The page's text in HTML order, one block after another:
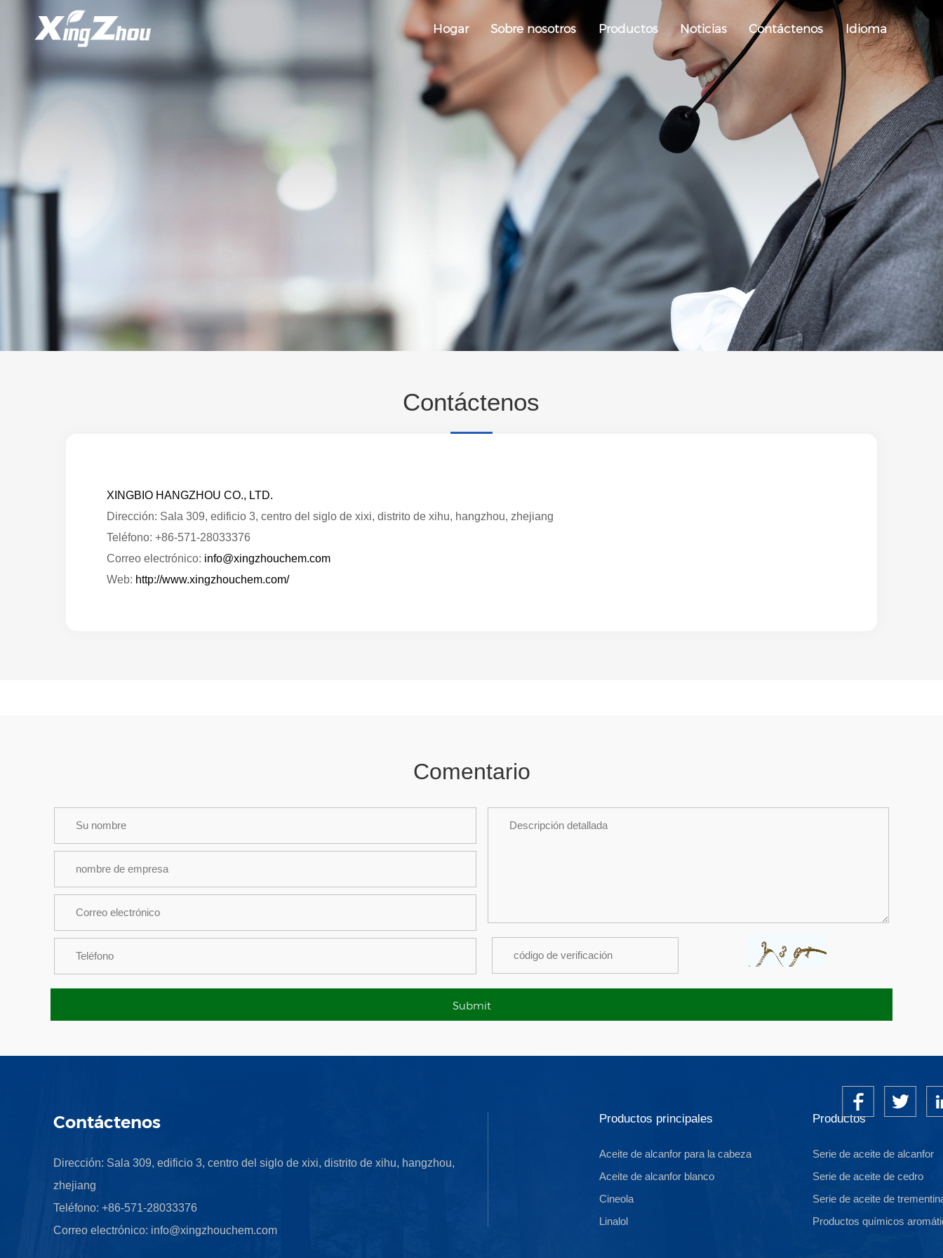
Hogar Sobre nosotros Productos Noticias Contáctenos Idioma
Contáctenos
XINGBIO HANGZHOU CO., LTD.
Dirección: Sala 309, edificio 3, centro del siglo de xixi, distrito de xihu, hangzhou, zhejiang
Teléfono: +86-571-28033376
Correo electrónico: info@xingzhouchem.com
Web: http://www.xingzhouchem.com/
Comentario
Contáctenos
Dirección: Sala 309, edificio 3, centro del siglo de xixi, distrito de xihu, hangzhou,
zhejiang
Teléfono: +86-571-28033376
Correo electrónico: info@xingzhouchem.com
Productos
Serie de aceite de alcanfor
Serie de aceite de cedro
Serie de aceite de
Productos químicos
Productos principales
Aceite de alcanfor para la cabeza
Aceite de alcanfor blanco
Cineola
Linalol